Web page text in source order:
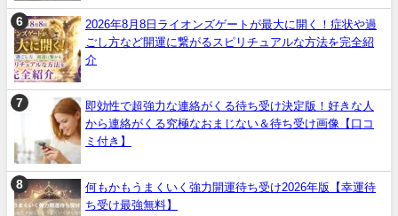
2026年8月8日ライオンズゲートが最大に開く！症状や過
ごし方など開運に繋がるスピリチュアルな方法を完全紹
介
即効性で超強力な連絡がくる待ち受け決定版！好きな人
から連絡がくる究極なおまじない＆待ち受け画像【口コ
ミ付き】
何もかもうまくいく強力開運待ち受け2026年版【幸運待
ち受け最強無料】